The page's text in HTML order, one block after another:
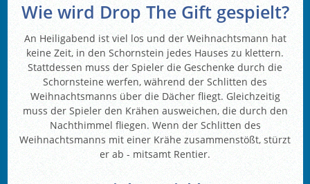
Wie wird Drop The Gift gespielt?
An Heiligabend ist viel los und der Weihnachtsmann hat
keine Zeit, in den Schornstein jedes Hauses zu klettern.
Stattdessen muss der Spieler die Geschenke durch die
Schornsteine werfen, während der Schlitten des
Weihnachtsmanns über die Dächer fliegt. Gleichzeitig
muss der Spieler den Krähen ausweichen, die durch den
Nachthimmel fliegen. Wenn der Schlitten des
Weihnachtsmanns mit einer Krähe zusammenstößt, stürzt
er ab - mitsamt Rentier.